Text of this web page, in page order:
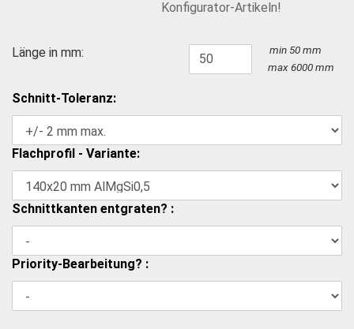
Konfigurator-Artikeln!
Länge in mm:
min 50 mm
max 6000 mm
Schnitt-Toleranz:
Flachprofil - Variante:
Schnittkanten entgraten? :
Priority-Bearbeitung? :